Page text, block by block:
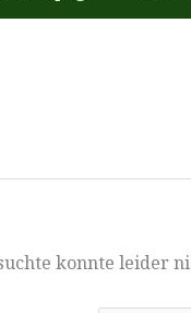
konnte leider